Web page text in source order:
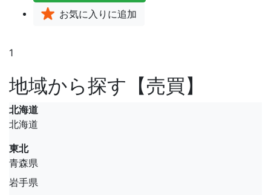
お気に入り に追加
1
地域から探す【売買】
北海道
北海道
東北
青森県
岩手県